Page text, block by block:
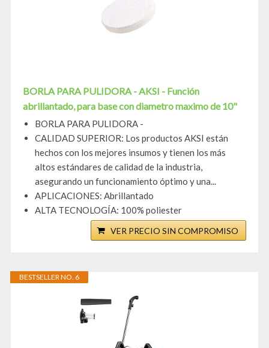
BORLA PARA PULIDORA - AKSI - Función
abrillantado, para base con diametro maximo de 10"
BORLA PARA PULIDORA -
CALIDAD SUPERIOR: Los productos AKSI están
hechos con los mejores insumos y tienen los más
altos estándares de calidad de la industria,
asegurando un funcionamiento óptimo y una...
APLICACIONES: Abrillantado
ALTA TECNOLOGÍA: 100% poliester
VER PRECIO SIN COMPROMISO
BESTSELLER NO. 6